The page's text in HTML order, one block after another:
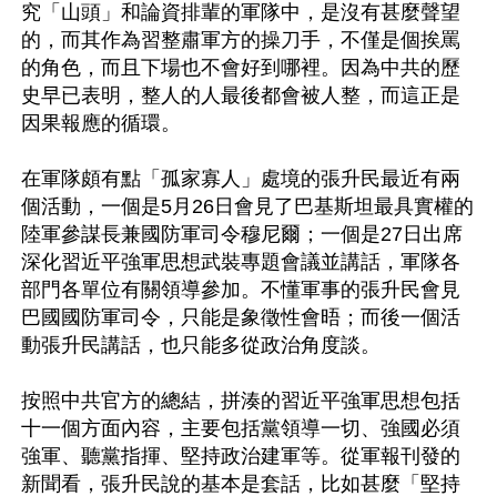
究「山頭」和論資排輩的軍隊中，是沒有甚麼聲望
的，而其作為習整肅軍方的操刀手，不僅是個挨罵
的角色，而且下場也不會好到哪裡。因為中共的歷
史早已表明，整人的人最後都會被人整，而這正是
因果報應的循環。
在軍隊頗有點「孤家寡人」處境的張升民最近有兩
個活動，一個是5月26日會見了巴基斯坦最具實權的
陸軍參謀長兼國防軍司令‌穆尼爾；一個是27日出席
深化習近平強軍思想武裝專題會議並講話，軍隊各
部門各單位有關領導參加。不懂軍事的張升民會見
巴國國防軍司令，只能是象徵性會晤；而後一個活
動張升民講話，也只能多從政治角度談。
按照中共官方的總結，拼湊的習近平強軍思想包括
十一個方面內容，主要包括黨領導一切、強國必須
強軍、聽黨指揮、堅持政治建軍等。從軍報刊發的
新聞看，張升民說的基本是套話，比如甚麼「堅持